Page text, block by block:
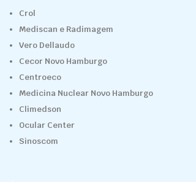
Crol
Mediscan e Radimagem
Vero Dellaudo
Cecor Novo Hamburgo
Centroeco
Medicina Nuclear Novo Hamburgo
Climedson
Ocular Center
Sinoscom